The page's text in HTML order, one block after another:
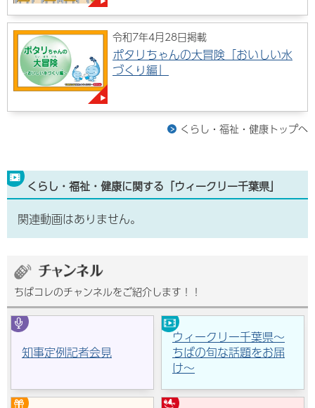
令和7年4月28日掲載
ポタリちゃんの大冒険「おいしい水
づくり編」
くらし・福祉・健康トップへ
くらし・福祉・健康に関する「ウィークリー千葉県」
関連動画はありません。
ちばコレのチャンネルをご紹介します！！
知事定例記者会見
ウィークリー千葉県～
ちばの旬な話題をお届
け～